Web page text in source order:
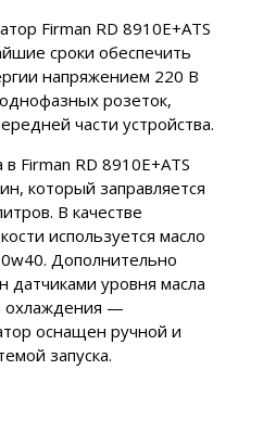
Firman RD 8910E+ATS
сроки обеспечить
напряжением 220 В
розеток,
части устройства.
в Firman RD 8910E+ATS
который заправляется
В качестве
используется масло
Дополнительно
датчиками уровня масла
охлаждения —
оснащен ручной и
запуска.